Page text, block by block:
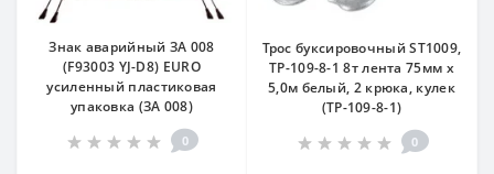
Знак аварийный ЗА 008
(F93003 YJ-D8) EURO
усиленный пластиковая
упаковка (ЗА 008)
0
Трос буксировочный ST1009,
ТР-109-8-1 8т лента 75мм х
5,0м белый, 2 крюка, кулек
(ТР-109-8-1)
0